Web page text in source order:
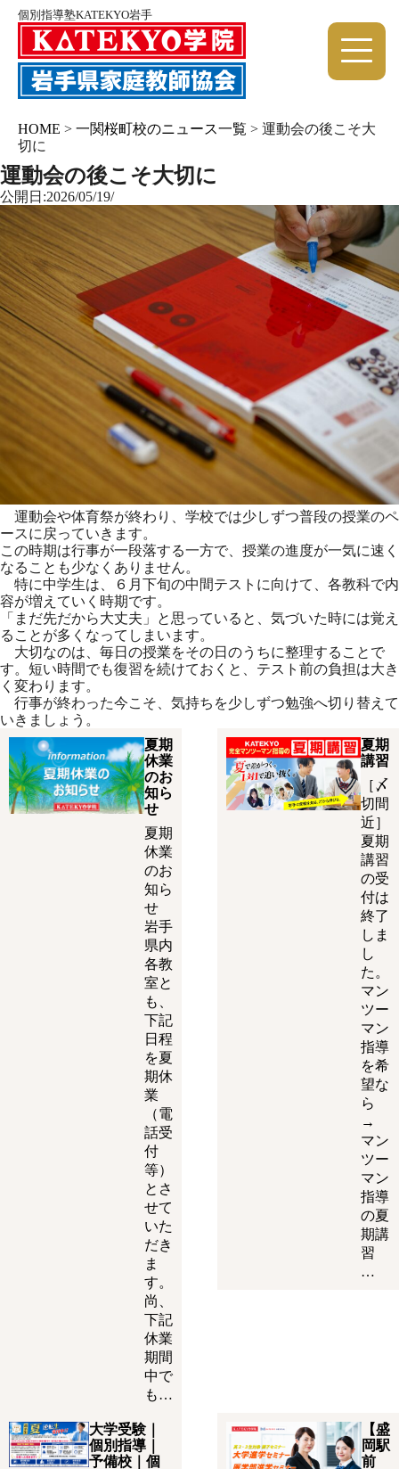
個別指導塾KATEKYO岩手
HOME > 一関桜町校のニュース一覧 > 運動会の後こそ大
切に
運動会の後こそ大切に
公開日:2026/05/19/
運動会や体育祭が終わり、学校では少しずつ普段の授業のペ
ースに戻っていきます。
この時期は行事が一段落する一方で、授業の進度が一気に速く
なることも少なくありません。
特に中学生は、６月下旬の中間テストに向けて、各教科で内
容が増えていく時期です。
「まだ先だから大丈夫」と思っていると、気づいた時には覚え
ることが多くなってしまいます。
大切なのは、毎日の授業をその日のうちに整理することで
す。短い時間でも復習を続けておくと、テスト前の負担は大き
く変わります。
行事が終わった今こそ、気持ちを少しずつ勉強へ切り替えて
いきましょう。
夏期
休業
のお
知ら
せ
夏期
休業
のお
知ら
せ
岩手
県内
各教
室と
も、
下記
日程
を夏
期休
業
（電
話受
付
等）
とさ
せて
いた
だき
ま
す。
尚、
下記
休業
期間
中で
も…
夏期
講習
［〆
切間
近］
夏期
講習
の受
付は
終了
しま
し
た。
マン
ツー
マン
指導
を希
望な
ら
→
マン
ツー
マン
指導
の夏
期講
習
…
大学受験｜
個別指導｜
予備校｜個
【盛
岡駅
前